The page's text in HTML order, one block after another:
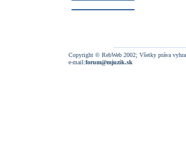
Copyright © RebWeb 2002; Všetky práva
e-mail:forum@mjuzik.sk